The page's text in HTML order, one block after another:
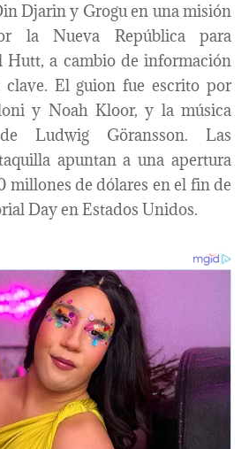
Djarin y Grogu en una misión
la Nueva República para
Hutt, a cambio de información
El guion fue escrito por
y Noah Kloor, y la música
Ludwig Göransson. Las
apuntan a una apertura
millones de dólares en el fin de
Day en Estados Unidos.